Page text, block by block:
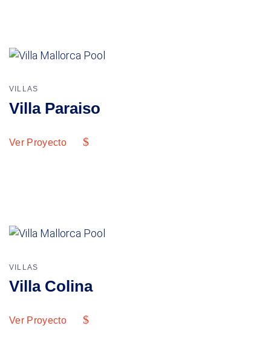
VILLAS
Villa Paraiso
Ver Proyecto
VILLAS
Villa Colina
Ver Proyecto